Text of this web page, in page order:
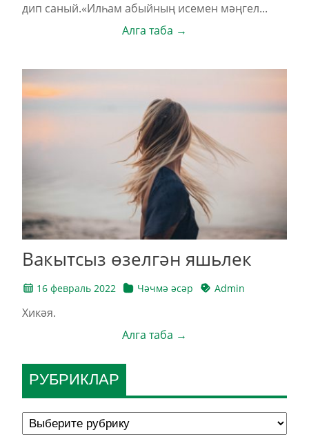
дип саный.«Илһам абыйның исемен мәңгел...
Алга таба →
Вакытсыз өзелгән яшьлек
16 февраль 2022 Чәчмә әсәр Admin
Хикәя.
Алга таба →
РУБРИКЛАР